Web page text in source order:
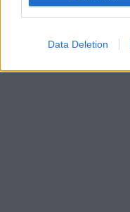
Data Deletion